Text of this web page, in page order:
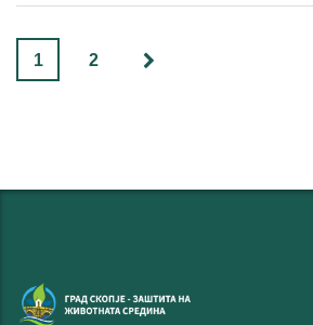
1 2